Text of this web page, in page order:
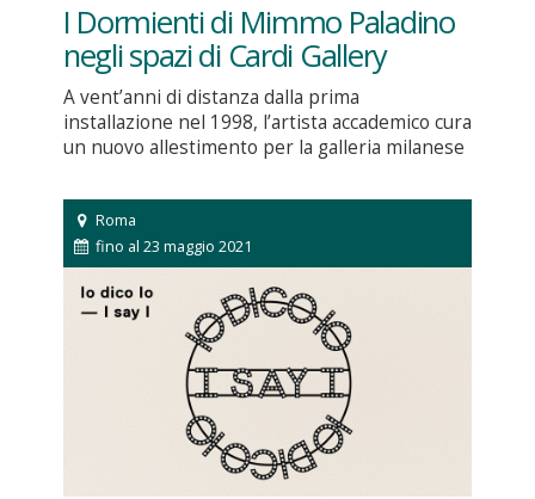
I Dormienti di Mimmo Paladino
negli spazi di Cardi Gallery
A vent’anni di distanza dalla prima
installazione nel 1998, l’artista accademico cura
un nuovo allestimento per la galleria milanese
Roma
fino al 23 maggio 2021